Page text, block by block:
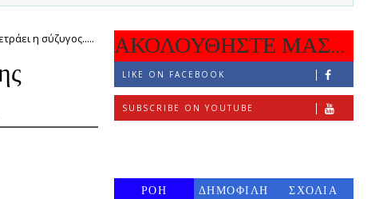
η σύζυγος..... ΑΚΟΛΟΥΘΗΣΤΕ ΜΑΣ...
LIKE ON FACEBOOK
SUBSCRIBE ON YOUTUBE
ΡΟΗ
ΔΗΜΟΦΙΛΗ
ΣΧΟΛΙΑ